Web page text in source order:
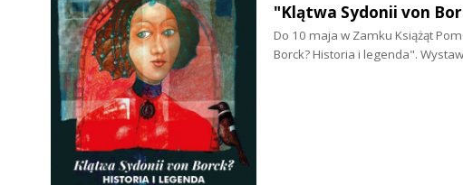
"Klątwa Sydonii von
Do 10 maja w Zamku Książąt
Borck? Historia i legenda".